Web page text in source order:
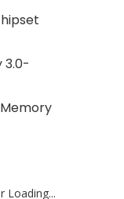
3.0-
Loading...